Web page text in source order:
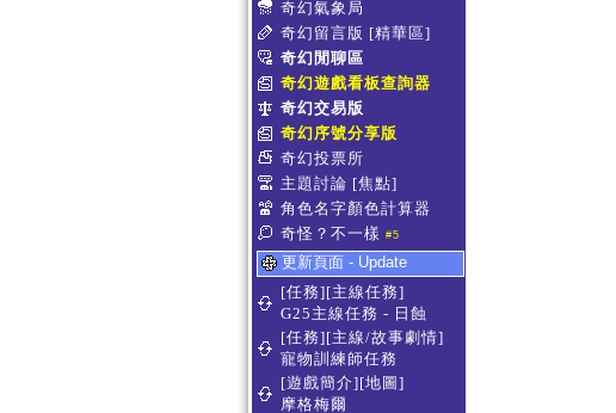
奇幻氣象局
奇幻留言版 [精華區]
奇幻閒聊區
奇幻遊戲看板查詢器
奇幻交易版
奇幻序號分享版
奇幻投票所
主題討論 [焦點]
角色名字顏色計算器
奇怪？不一樣 #5
更新頁面 - Update
[任務][主線任務]
G25主線任務 - 日蝕
[任務][主線/故事劇情]
寵物訓練師任務
[遊戲簡介][地圖]
摩格梅爾